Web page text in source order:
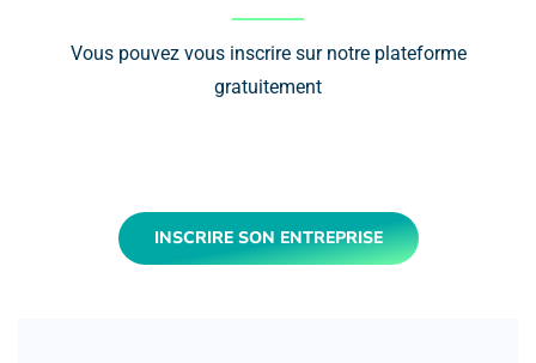
Vous pouvez vous inscrire sur notre plateforme
gratuitement
INSCRIRE SON ENTREPRISE